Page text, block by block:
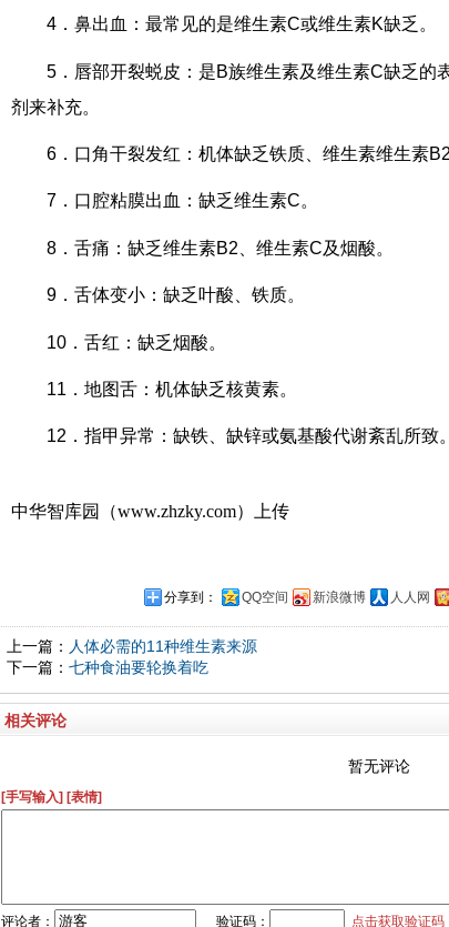
4．鼻出血：最常见的是维生素C或维生素K缺乏。
5．唇部开裂蜕皮：是B族维生素及维生素C缺乏的
剂来补充。
6．口角干裂发红：机体缺乏铁质、维生素维生素
7．口腔粘膜出血：缺乏维生素C。
8．舌痛：缺乏维生素B2、维生素C及烟酸。
9．舌体变小：缺乏叶酸、铁质。
10．舌红：缺乏烟酸。
11．地图舌：机体缺乏核黄素。
12．指甲异常：缺铁、缺锌或氨基酸代谢紊乱所致。
中华智库园（www.zhzky.com）上传
分享到： QQ空间 新浪微博 人人网
上一篇： 人体必需的11种维生素来源
下一篇： 七种食油要轮换着吃
相关评论
暂无评论
[手写输入] [表情]
评论者： 验证码： 点击获取验证码